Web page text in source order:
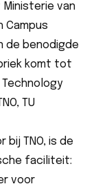
Ministerie van
Campus
de benodigde
komt tot
TU
bij TNO, is de
faciliteit:
voor